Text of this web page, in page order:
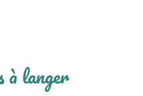
à langer